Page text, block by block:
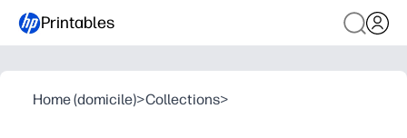
Printables
Home (domicile)>Collections>